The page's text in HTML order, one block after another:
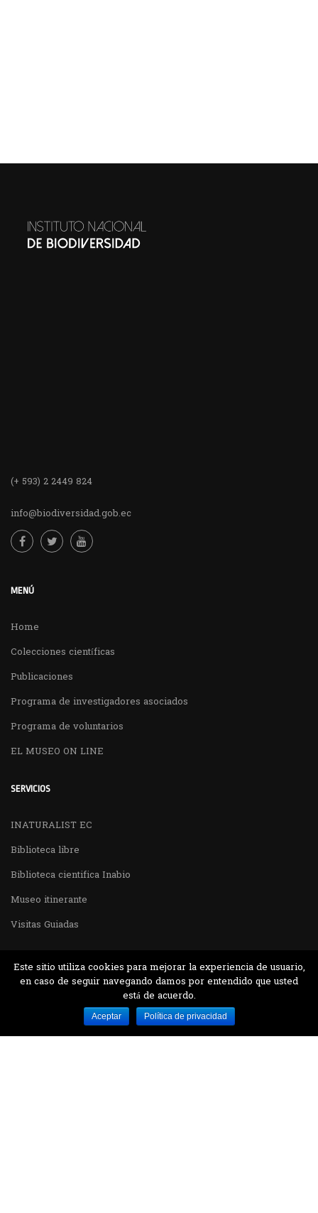
(+ 593) 2 2449 824
info@biodiversidad.gob.ec
MENÚ
Home
Colecciones científicas
Publicaciones
Programa de investigadores asociados
Programa de voluntarios
EL MUSEO ON LINE
SERVICIOS
INATURALIST EC
Biblioteca libre
Biblioteca cientifica Inabio
Museo itinerante
Visitas Guiadas
Desarrollado por MJTEC.
Este sitio utiliza cookies para mejorar la experiencia de usuario,
en caso de seguir navegando damos por entendido que usted
está de acuerdo.
Aceptar Política de privacidad